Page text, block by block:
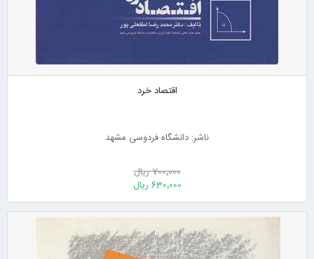
اقتصاد خرد
ناشر: دانشگاه فردوسی مشهد
700٬000 ریال
630٬000 ریال